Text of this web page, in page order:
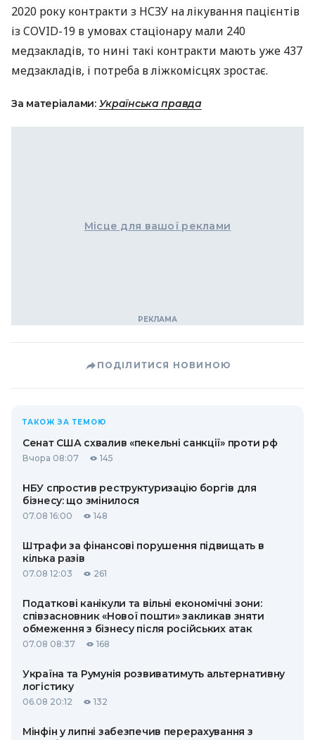
2020 року контракти з НСЗУ на лікування пацієнтів
із COVID-19 в умовах стаціонару мали 240
медзакладів, то нині такі контракти мають уже 437
медзакладів, і потреба в ліжкомісцях зростає.
За матеріалами: Українська правда
Місце для вашої реклами
ПОДІЛИТИСЯ НОВИНОЮ
ТАКОЖ ЗА ТЕМОЮ
Сенат США схвалив «пекельні санкції» проти рф
Вчора 08:07 145
НБУ спростив реструктуризацію боргів для
бізнесу: що змінилося
07.08 16:00 148
Штрафи за фінансові порушення підвищать в
кілька разів
07.08 12:03 261
Податкові канікули та вільні економічні зони:
співзасновник «Нової пошти» закликав зняти
обмеження з бізнесу після російських атак
07.08 08:37 168
Україна та Румунія розвиватимуть альтернативну
логістику
06.08 20:12 132
Мінфін у липні забезпечив перерахування з